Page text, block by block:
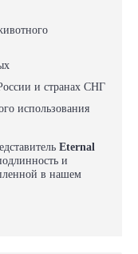
и странах СНГ
использования
Eternal
и
в нашем